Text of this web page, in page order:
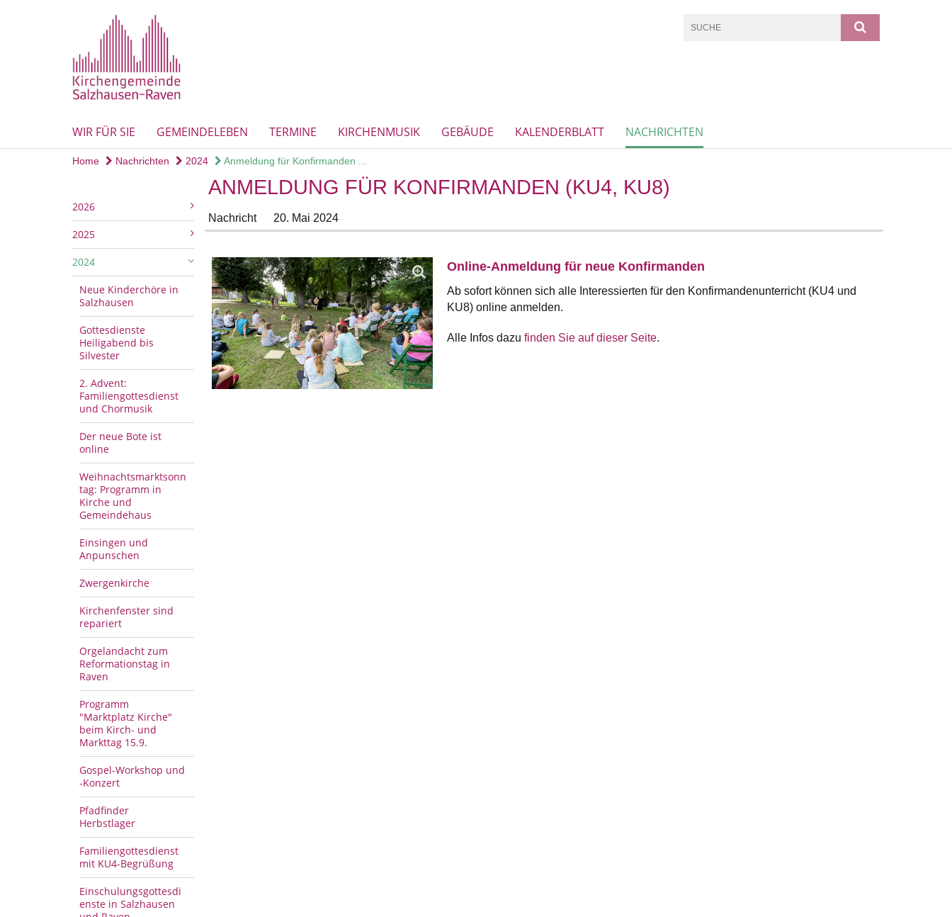
WIR FÜR SIE GEMEINDELEBEN TERMINE KIRCHENMUSIK GEBÄUDE KALENDERBLATT NACHRICHTEN
Home Nachrichten 2024 Anmeldung für Konfirmanden ...
2026
2025
2024
Neue Kinderchöre in
Salzhausen
Gottesdienste
Heiligabend bis
Silvester
2. Advent:
Familiengottesdienst
und Chormusik
Der neue Bote ist
online
Weihnachtsmarktsonn
tag: Programm in
Kirche und
Gemeindehaus
Einsingen und
Anpunschen
Zwergenkirche
Kirchenfenster sind
repariert
Orgelandacht zum
Reformationstag in
Raven
Programm
"Marktplatz Kirche"
beim Kirch- und
Markttag 15.9.
Gospel-Workshop und
-Konzert
Pfadfinder
Herbstlager
Familiengottesdienst
mit KU4-Begrüßung
Einschulungsgottesdi
enste in Salzhausen
ANMELDUNG FÜR KONFIRMANDEN (KU4, KU8)
Nachricht 20. Mai 2024
Online-Anmeldung für neue Konfirmanden
Ab sofort können sich alle Interessierten für den Konfirmandenunterricht (KU4 und
KU8) online anmelden.
Alle Infos dazufinden Sie auf dieser Seite.